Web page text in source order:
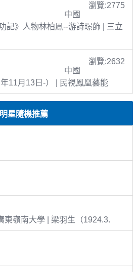
瀏覽:2775
中國
記》人物林柏鳳--游詩璟飾 | 三立
瀏覽:2632
中國
11月13日-） | 民視鳳凰藝能
明星隨機推薦
嶺南大學 | 梁羽生（1924.3.